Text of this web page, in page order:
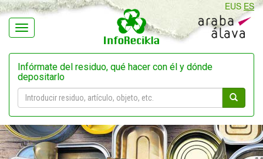
Navegación
EUS ES
Infórmate del residuo, qué hacer con él y dónde
depositarlo